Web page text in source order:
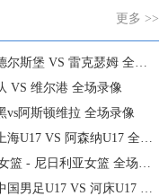
更多 >>
堡 VS 雷克瑟姆 全场录像
VS 维尔港 全场录像
vs阿斯顿维拉 全场录像
VS 阿森纳U17 全场录像
- 尼日利亚女篮 全场录像
U17 VS 河床U17 全场录像